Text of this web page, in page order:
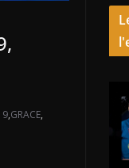
9,GRACE,